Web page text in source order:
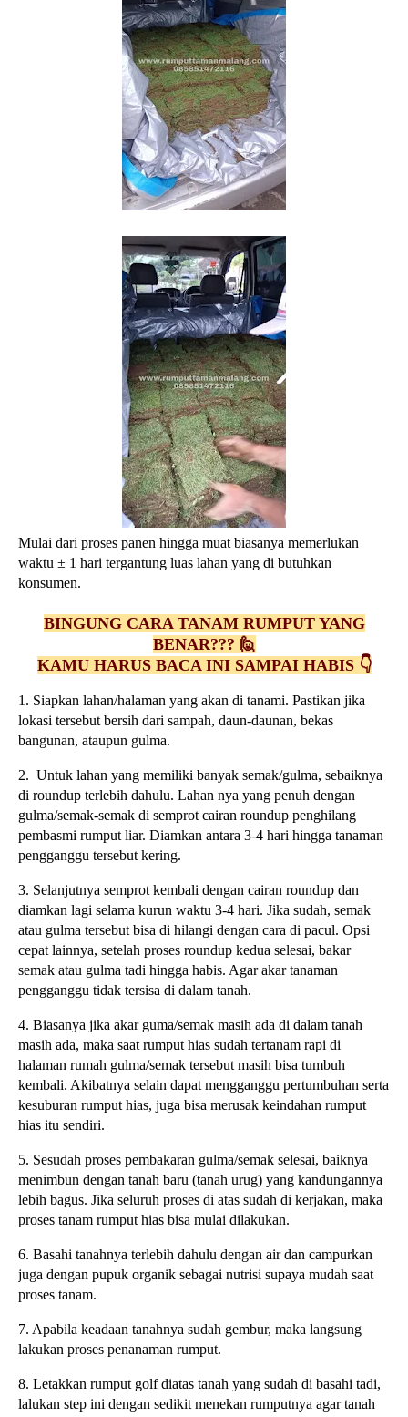
Mulai dari proses panen hingga muat biasanya memerlukan
waktu ± 1 hari tergantung luas lahan yang di butuhkan
konsumen.
BINGUNG CARA TANAM RUMPUT YANG
BENAR??? 🙋
KAMU HARUS BACA INI SAMPAI HABIS 👇
1. Siapkan lahan/halaman yang akan di tanami. Pastikan jika
lokasi tersebut bersih dari sampah, daun-daunan, bekas
bangunan, ataupun gulma.
2. Untuk lahan yang memiliki banyak semak/gulma, sebaiknya
di roundup terlebih dahulu. Lahan nya yang penuh dengan
gulma/semak-semak di semprot cairan roundup penghilang
pembasmi rumput liar. Diamkan antara 3-4 hari hingga tanaman
pengganggu tersebut kering.
3. Selanjutnya semprot kembali dengan cairan roundup dan
diamkan lagi selama kurun waktu 3-4 hari. Jika sudah, semak
atau gulma tersebut bisa di hilangi dengan cara di pacul. Opsi
cepat lainnya, setelah proses roundup kedua selesai, bakar
semak atau gulma tadi hingga habis. Agar akar tanaman
pengganggu tidak tersisa di dalam tanah.
4. Biasanya jika akar guma/semak masih ada di dalam tanah
masih ada, maka saat rumput hias sudah tertanam rapi di
halaman rumah gulma/semak tersebut masih bisa tumbuh
kembali. Akibatnya selain dapat mengganggu pertumbuhan serta
kesuburan rumput hias, juga bisa merusak keindahan rumput
hias itu sendiri.
5. Sesudah proses pembakaran gulma/semak selesai, baiknya
menimbun dengan tanah baru (tanah urug) yang kandungannya
lebih bagus. Jika seluruh proses di atas sudah di kerjakan, maka
proses tanam rumput hias bisa mulai dilakukan.
6. Basahi tanahnya terlebih dahulu dengan air dan campurkan
juga dengan pupuk organik sebagai nutrisi supaya mudah saat
proses tanam.
7. Apabila keadaan tanahnya sudah gembur, maka langsung
lakukan proses penanaman rumput.
8. Letakkan rumput golf diatas tanah yang sudah di basahi tadi,
lalukan step ini dengan sedikit menekan rumputnya agar tanah